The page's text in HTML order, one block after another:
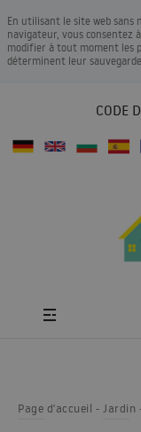
En utilisant le site web sans
navigateur, vous consentez
modifier à tout moment les
déterminent leur
CODE
Page d'accueil Jardin